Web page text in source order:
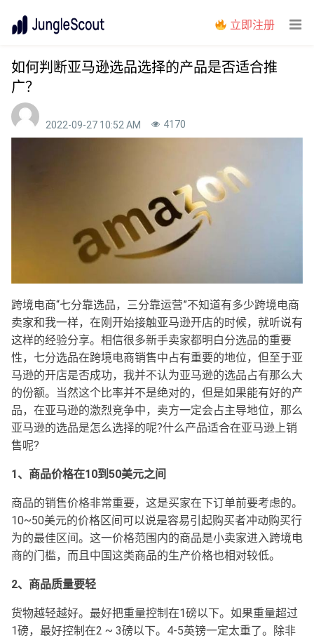
立即注册
如何判断亚马逊选品选择的产品是否适合推
广？
2022-09-27 10:52 AM 4170
跨境电商“七分靠选品，三分靠运营”不知道有多少跨境电商
卖家和我一样，在刚开始接触亚马逊开店的时候，就听说有
这样的经验分享。相信很多新手卖家都明白分选品的重要
性，七分选品在跨境电商销售中占有重要的地位，但至于亚
马逊的开店是否成功，我并不认为亚马逊的选品占有那么大
的份额。当然这个比率并不是绝对的，但是如果能有好的产
品，在亚马逊的激烈竞争中，卖方一定会占主导地位，那么
亚马逊的选品是怎么选择的呢?什么产品适合在亚马逊上销
售呢?
1、商品价格在10到50美元之间
商品的销售价格非常重要，这是买家在下订单前要考虑的。
10~50美元的价格区间可以说是容易引起购买者冲动购买行
为的最佳区间。这一价格范围内的商品是小卖家进入跨境电
商的门槛，而且中国这类商品的生产价格也相对较低。
2、商品质量要轻
货物越轻越好。最好把重量控制在1磅以下。如果重量超过
1磅，最好控制在2 ~ 3磅以下。4-5英镑一定太重了。除非